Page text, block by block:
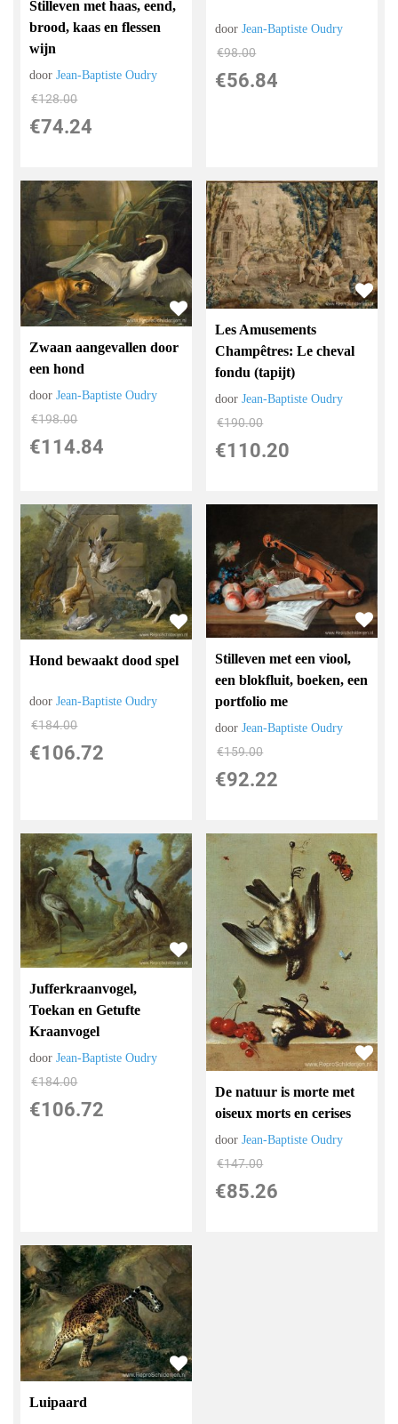
Stilleven met haas, eend,
brood, kaas en flessen
wijn
doorJean-Baptiste Oudry
€128.00
€74.24
doorJean-Baptiste Oudry
€98.00
€56.84
Zwaan aangevallen door
een hond
doorJean-Baptiste Oudry
€198.00
€114.84
Les Amusements
Champêtres: Le cheval
fondu (tapijt)
doorJean-Baptiste Oudry
€190.00
€110.20
Hond bewaakt dood spel
doorJean-Baptiste Oudry
€184.00
€106.72
Stilleven met een viool,
een blokfluit, boeken, een
portfolio me
doorJean-Baptiste Oudry
€159.00
€92.22
Jufferkraanvogel,
Toekan en Getufte
Kraanvogel
doorJean-Baptiste Oudry
€184.00
€106.72
De natuur is morte met
oiseux morts en cerises
doorJean-Baptiste Oudry
€147.00
€85.26
Luipaard